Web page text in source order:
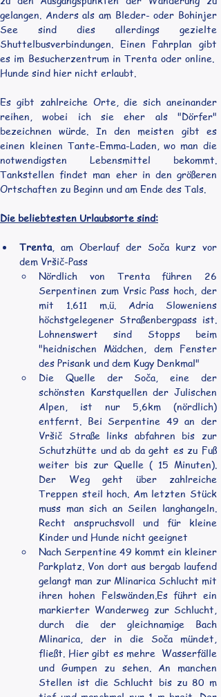
gelangen. Anders als am Bleder- oder Bohinjer
See sind dies allerdings gezielte
Shuttelbusverbindungen. Einen Fahrplan gibt
es im Besucherzentrum in Trenta oder online.
Hunde sind hier nicht erlaubt.
Es gibt zahlreiche Orte, die sich aneinander
reihen, wobei ich sie eher als "Dörfer"
bezeichnen würde. In den meisten gibt es
einen kleinen Tante-Emma-Laden, wo man die
notwendigsten Lebensmittel bekommt.
Tankstellen findet man eher in den größeren
Ortschaften zu Beginn und am Ende des Tals.
Die beliebtesten Urlaubsorte sind:
Trenta, am Oberlauf der Soča kurz vor
dem Vršič-Pass
Nördlich von Trenta führen 26
Serpentinen zum Vrsic Pass hoch, der
mit 1.611 m.ü. Adria Sloweniens
höchstgelegener Straßenbergpass ist.
Lohnenswert sind Stopps beim
"heidnischen Mädchen, dem Fenster
des Prisank und dem Kugy Denkmal"
Die Quelle der Soča, eine der
schönsten Karstquellen der Julischen
Alpen, ist nur 5,6km (nördlich)
entfernt. Bei Serpentine 49 an der
Vršič Straße links abfahren bis zur
Schutzhütte und ab da geht es zu Fuß
weiter bis zur Quelle ( 15 Minuten).
Der Weg geht über zahlreiche
Treppen steil hoch. Am letzten Stück
muss man sich an Seilen langhangeln.
Recht anspruchsvoll und für kleine
Kinder und Hunde nicht geeignet
Nach Serpentine 49 kommt ein kleiner
Parkplatz. Von dort aus bergab laufend
gelangt man zur Mlinarica Schlucht mit
ihren hohen Felswänden.Es führt ein
markierter Wanderweg zur Schlucht,
durch die der gleichnamige Bach
Mlinarica, der in die Soča mündet,
fließt. Hier gibt es mehre  Wasserfälle
und Gumpen zu sehen. An manchen
Stellen ist die Schlucht bis zu 80 m